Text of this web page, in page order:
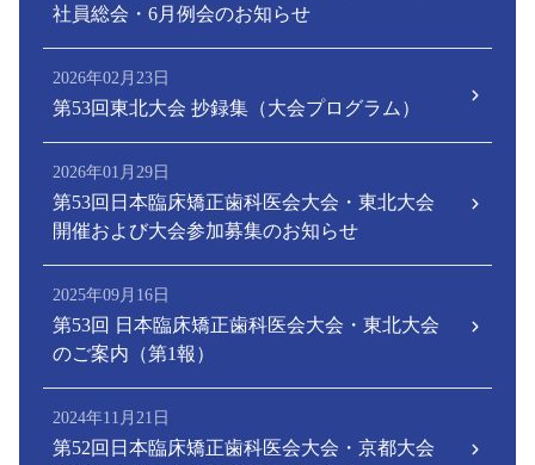
社員総会・6月例会のお知らせ
2026年02月23日
第53回東北大会 抄録集（大会プログラム）
2026年01月29日
第53回日本臨床矯正歯科医会大会・東北大会
開催および大会参加募集のお知らせ
2025年09月16日
第53回 日本臨床矯正歯科医会大会・東北大会
のご案内（第1報）
2024年11月21日
第52回日本臨床矯正歯科医会大会・京都大会